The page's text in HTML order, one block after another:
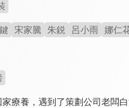
宋家騰 朱鋭 呂小雨 娜仁
療養，遇到了策劃公司老闆